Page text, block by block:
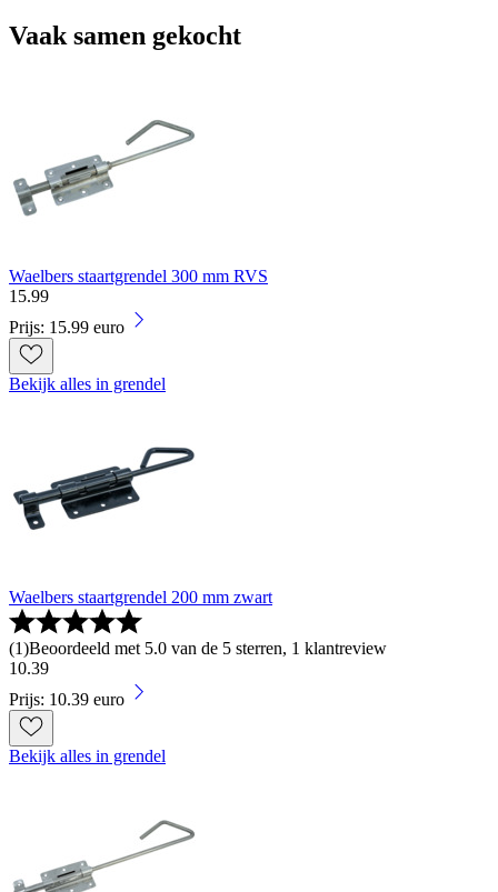
Vaak samen gekocht
Waelbers staartgrendel 300 mm RVS
15.99
Prijs: 15.99 euro
Bekijk alles in grendel
Waelbers staartgrendel 200 mm zwart
(1)Beoordeeld met 5.0 van de 5 sterren, 1 klantreview
10.39
Prijs: 10.39 euro
Bekijk alles in grendel